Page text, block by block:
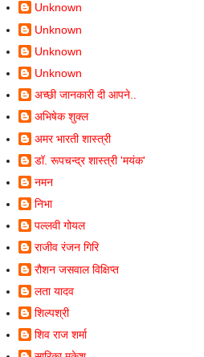
Unknown
Unknown
Unknown
Unknown
अच्छी जानकारी दी आपने..
अभिषेक शुक्ल
अमर भारती शास्त्री
डॉ. रूपचन्द्र शास्त्री 'मयंक'
नमन
निभा
पल्लवी गोयल
राजीव रंजन गिरि
रौशन जसवाल विक्षिप्त
लता यादव
शिल्पश्री
शिव राज शर्मा